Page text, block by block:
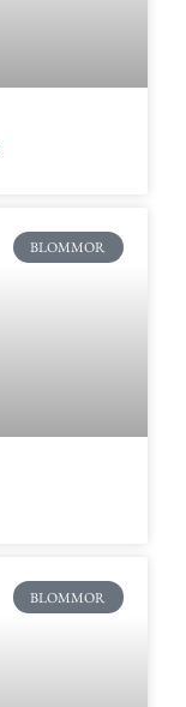
BLOMMOR
BLOMMOR